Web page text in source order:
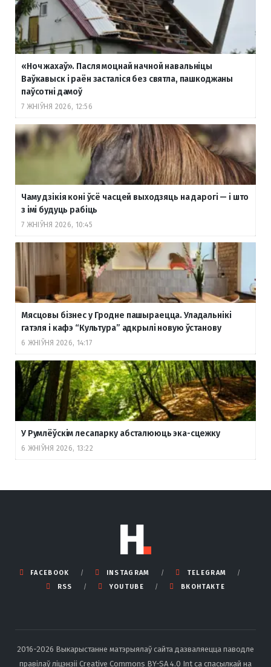
«Ноч жахаў». Пасля моцнай начной навальніцы
Ваўкавыск і раён засталіся без святла, пашкоджаны
паўсотні дамоў
7 ЖНІЎНЯ 2026, 12:56
Чаму дзікія коні ўсё часцей выходзяць на дарогі — і што
з імі будуць рабіць
7 ЖНІЎНЯ 2026, 10:45
Мясцовы бізнес у Гродне пашыраецца. Уладальнікі
гатэля і кафэ “Культура” адкрылі новую ўстанову
6 ЖНІЎНЯ 2026, 14:17
У Румлёўскім лесапарку абсталююць эка-сцежку
6 ЖНІЎНЯ 2026, 13:22
FACEBOOK INSTAGRAM
TELEGRAM
RSS
YOUTUBE ВКОНТАКТЕ
2016-2026 Выкарыстанне матэрыялаў сайта дазваляецца паводле
правілаў ліцэнзіі Creative Commons BY-SA 4.0 Int са спасылкай на